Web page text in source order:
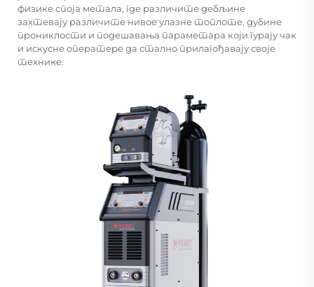
физике споја метала, где различите дебљине
захтевају различите нивое улазне топлоте, дубине
прониклости и подешавања параметара који гурају чак
и искусне оператере да стално прилагођавају своје
технике.